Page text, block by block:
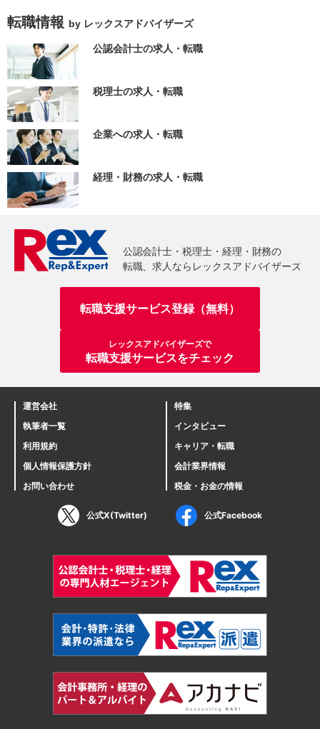
転職情報 by レックスアドバイザーズ
公認会計士の求人・転職
税理士の求人・転職
企業への求人・転職
経理・財務の求人・転職
転職支援サービス登録（無料）
レックスアドバイザーズで
転職支援サービスをチェック
運営会社
執筆者一覧
利用規約
個人情報保護方針
お問い合わせ
特集
インタビュー
キャリア・転職
会計業界情報
税金・お金の情報
公式X(Twitter) 公式Facebook